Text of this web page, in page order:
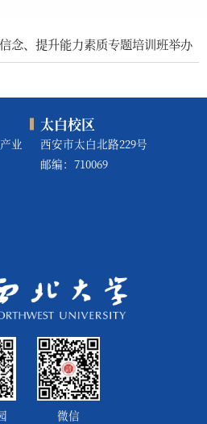
念、提升能力素质专题培训班举办
业
太白校区
西安市太白北路229号
邮编：710069
微信